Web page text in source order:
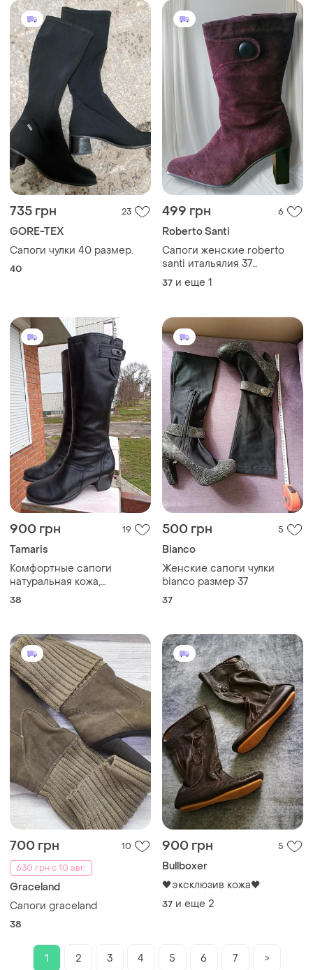
735 грн 23
GORE-TEX
Сапоги чулки 40 размер.
40
499 грн 6
Roberto Santi
Сапоги женские roberto
santi итальялия 37
замшевые на каблуках
цвета марсала
37 и еще 1
900 грн 19
Tamaris
Комфортные сапоги
натуральная кожа,
демисезон tamaris
38
500 грн 5
Bianco
Женские сапоги чулки
bianco размер 37
37
700 грн
10
630 грн с 10 авг.
Graceland
Сапоги graceland
38
900 грн 5
Bullboxer
🖤эксклюзив кожа🖤
37 и еще 2
1 2 3 4 5 6 7 >